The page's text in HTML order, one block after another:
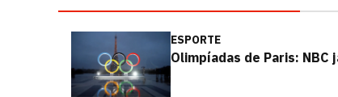
ESPORTE
Olimpíadas de Paris: